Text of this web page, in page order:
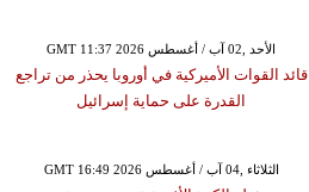
GMT 11:37 2026 الأحد ,02 آب / أغسطس
قائد القوات الأميركية في أوروبا يحذر من تراجع
القدرة على حماية إسرائيل
GMT 16:49 2026 الثلاثاء ,04 آب / أغسطس